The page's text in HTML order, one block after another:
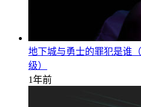
地下城与勇士的罪犯是谁
级）
1年前